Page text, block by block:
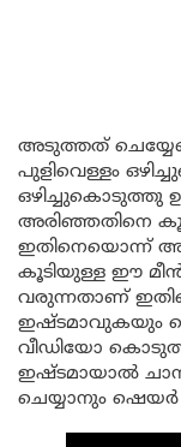
അടുത്തത്
പുളിവെള്ളം
ഒഴിച്ചുകൊടുത്തു
അരിഞ്ഞതിനെ
ഇതിനെയൊന്ന്
കൂടിയുള്ള ഈ
വരുന്നതാണ്
ഇഷ്ടമാവുകയും
വീഡിയോ
ഇഷ്ടമായാൽ
ചെയ്യാനും